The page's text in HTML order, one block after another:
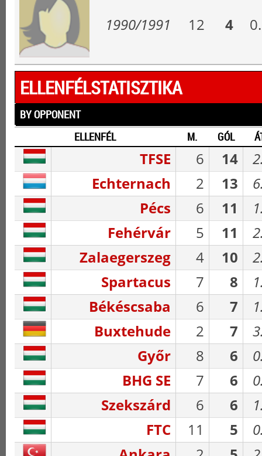
1990/1991 12 4
ELLENFÉLSTATISZTIKA
BY OPPONENT
ELLENFÉL
M. GÓL
TFSE 6 14
Echternach
2 13
Pécs
6 11
Fehérvár
5 11
Zalaegerszeg
4 10
Spartacus
7 8
Békéscsaba
6 7
Buxtehude
2 7
Győr
8 6
BHG SE
7 6
Szekszárd
6 6
FTC
11 5